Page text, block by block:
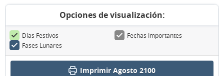
Opciones de visualización:
Días Festivos
Fechas Importantes
Fases Lunares
Imprimir Agosto 2100